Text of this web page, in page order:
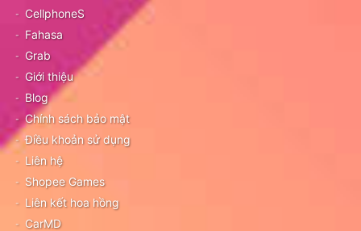
CellphoneS
Fahasa
Grab
Giới thiệu
Blog
Chính sách bảo mật
Điều khoản sử dụng
Liên hệ
Shopee Games
Liên kết hoa hồng
CarMD